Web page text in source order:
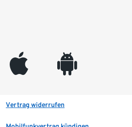
appleinc android
Vertrag widerrufen